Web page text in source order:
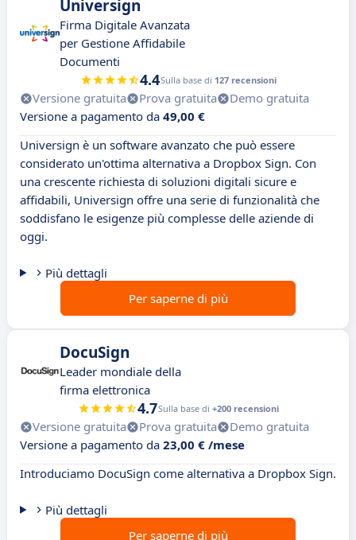
Universign
Firma Digitale Avanzata
per Gestione Affidabile
Documenti
4.4Sulla base di 127 recensioni
Versione gratuita Prova gratuita
Demo gratuita
Versione a pagamento da 49,00 €
Universign è un software avanzato che può essere
considerato un'ottima alternativa a Dropbox Sign. Con
una crescente richiesta di soluzioni digitali sicure e
affidabili, Universign offre una serie di funzionalità che
soddisfano le esigenze più complesse delle aziende di
oggi.
Più dettagli
Per saperne di più
DocuSign
Leader mondiale della
firma elettronica
4.7Sulla base di +200 recensioni
Versione gratuita Prova gratuita
Demo gratuita
Versione a pagamento da 23,00 € /mese
Introduciamo DocuSign come alternativa a Dropbox Sign.
Più dettagli
Per saperne di più